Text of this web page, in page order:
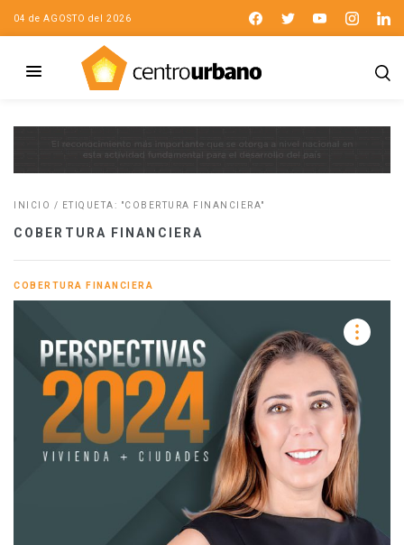
04 de AGOSTO del 2026
INICIO / ETIQUETA: "COBERTURA FINANCIERA"
COBERTURA FINANCIERA
COBERTURA FINANCIERA